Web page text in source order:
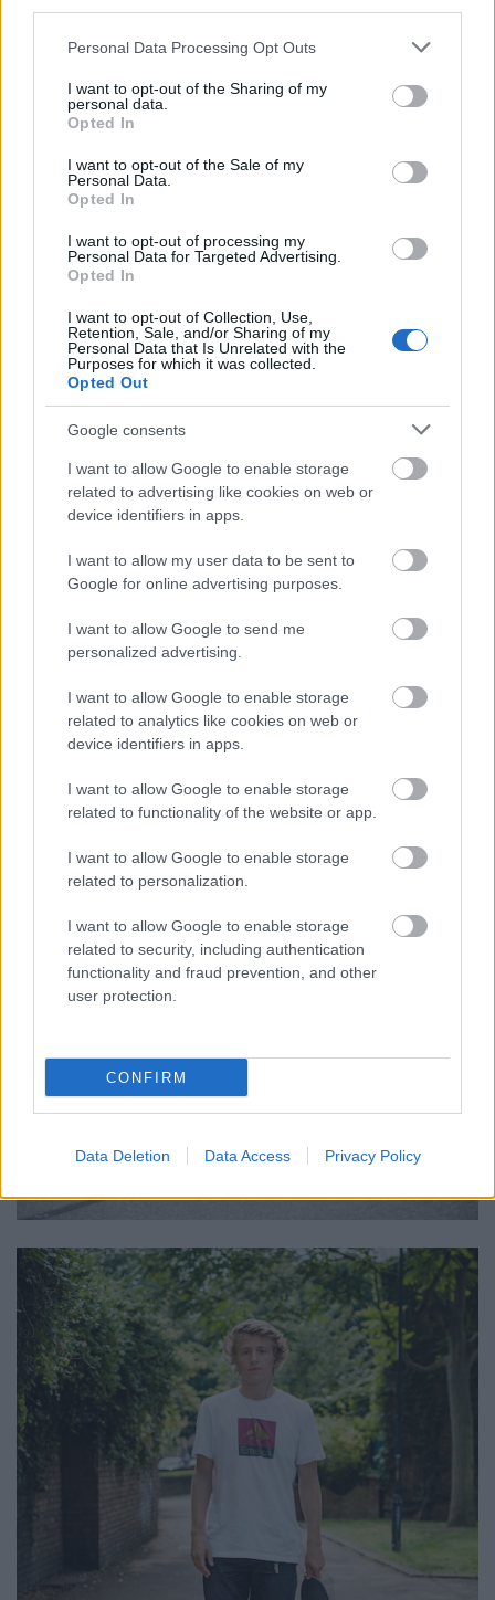
Please note that this website/app uses one or more Google
not limited to your visit or usage behaviour. You may click to
grant or deny consent to Google and its third-party tags to
use your data for below specified purposes in below Google
consent section.
Personal Data Processing Opt Outs
I want to opt-out of the Sharing of my
personal data.
Opted In
I want to opt-out of the Sale of my
Personal Data.
Opted In
I want to opt-out of processing my
Personal Data for Targeted Advertising.
Opted In
I want to opt-out of Collection, Use,
Retention, Sale, and/or Sharing of my
Personal Data that Is Unrelated with the
Purposes for which it was collected.
Opted Out
Google consents
I want to allow Google to enable storage
related to advertising like cookies on web or
device identifiers in apps.
I want to allow my user data to be sent to
Google for online advertising purposes.
I want to allow Google to send me
personalized advertising.
I want to allow Google to enable storage
related to analytics like cookies on web or
device identifiers in apps.
I want to allow Google to enable storage
related to functionality of the website or app.
I want to allow Google to enable storage
related to personalization.
I want to allow Google to enable storage
related to security, including authentication
functionality and fraud prevention, and other
user protection.
CONFIRM
Data Deletion Data Access Privacy Policy